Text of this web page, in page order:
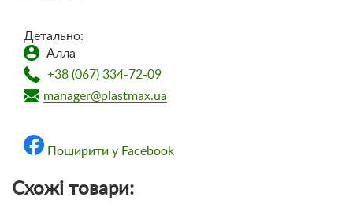
Детально:
Алла
+38 (067) 334-72-09
manager@plastmax.ua
Поширити у Facebook
Схожі товари: